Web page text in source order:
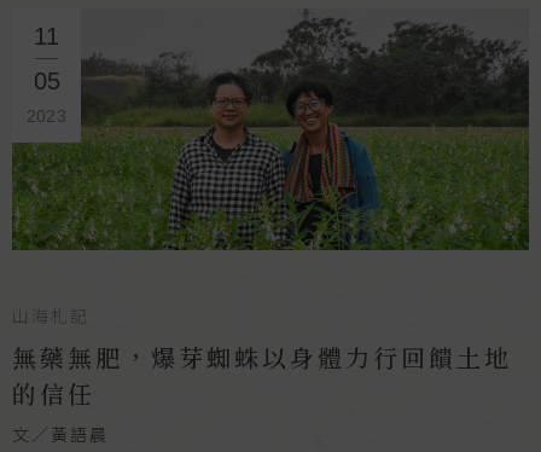
11
05
2023
山海札記
無藥無肥，爆芽蜘蛛以身體力行回饋土地
的信任
文／黃語晨